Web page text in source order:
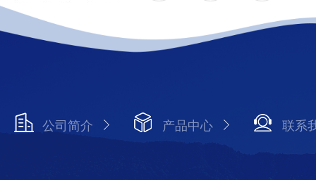
公司简介 产品中心 联系